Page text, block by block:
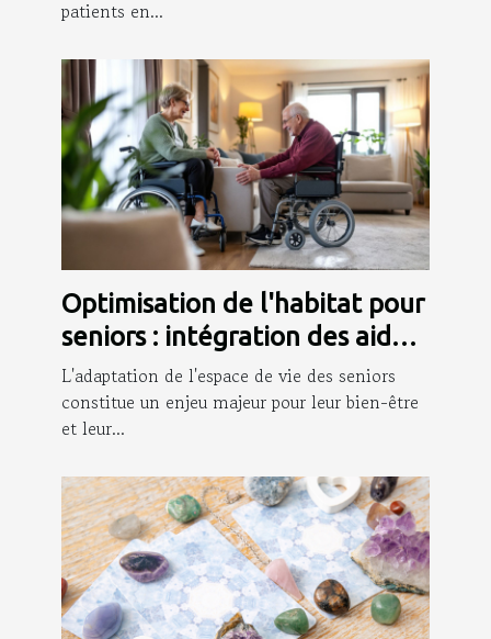
patients en...
Optimisation de l'habitat pour
seniors : intégration des aides
à la mobilité
L'adaptation de l'espace de vie des seniors
constitue un enjeu majeur pour leur bien-être
et leur...